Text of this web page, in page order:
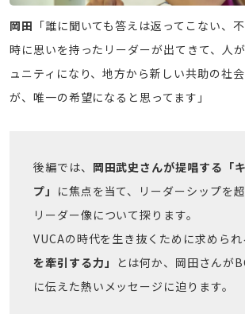
岡田 「誰に聞いても答えは返ってこない、
時に思いを持ったリーダーが出てきて、人
ュニティになり、地方から新しい共助の社
が、唯一の希望になると思ってます」
後編では、 岡田武史さんが提唱する「
プ」 に焦点を当て、リーダーシップを
リーダー像について探ります。
VUCAの時代を生き抜くために求められ
を牽引する力」
とは何か、岡田さんが
に伝えた熱いメッセージに迫ります。